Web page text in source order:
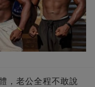
，老公全程不敢說